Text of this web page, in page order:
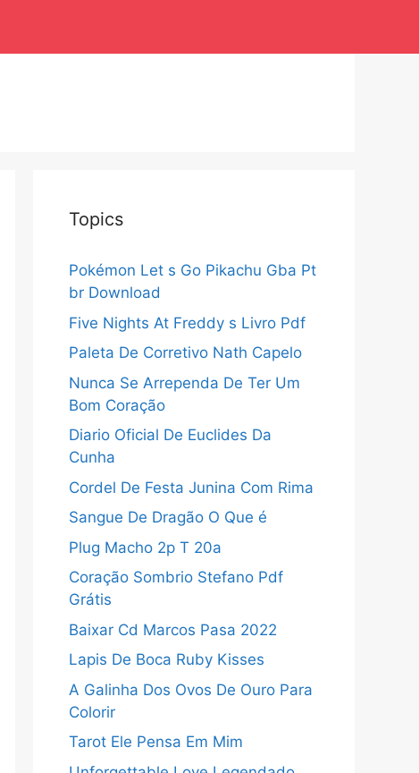
Topics
Pokémon Let s Go Pikachu Gba Pt
br Download
Five Nights At Freddy s Livro Pdf
Paleta De Corretivo Nath Capelo
Nunca Se Arrependa De Ter Um
Bom Coração
Diario Oficial De Euclides Da
Cunha
Cordel De Festa Junina Com Rima
Sangue De Dragão O Que é
Plug Macho 2p T 20a
Coração Sombrio Stefano Pdf
Grátis
Baixar Cd Marcos Pasa 2022
Lapis De Boca Ruby Kisses
A Galinha Dos Ovos De Ouro Para
Colorir
Tarot Ele Pensa Em Mim